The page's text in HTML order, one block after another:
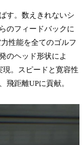
す。数えきれないシ
のフィードバックに
性能を全てのゴルフ
のヘッド形状によ
現。スピードと寛容性
飛距離UPに貢献。